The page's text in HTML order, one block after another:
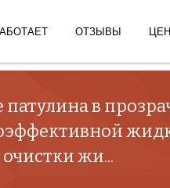
ОТЗЫВЫ
в
жи...